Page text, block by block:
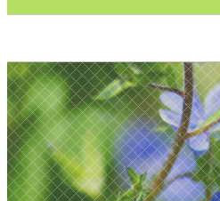
천걸음이야기
한의원소개
의료진 소개
김도현 원장의 치료노하우
청정한약 시스템
시설 둘러보기
오시는 길
척추관절